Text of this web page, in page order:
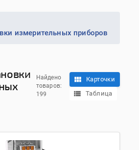
измерительных приборов
Найдено
товаров:
199
Карточки
Таблица